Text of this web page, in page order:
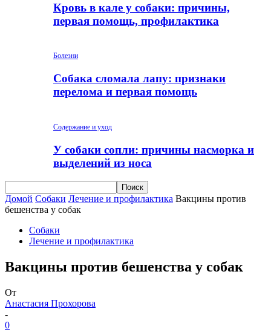
Кровь в кале у собаки: причины,
первая помощь, профилактика
Болезни
Собака сломала лапу: признаки
перелома и первая помощь
Содержание и уход
У собаки сопли: причины насморка и
выделений из носа
Домой Собаки Лечение и профилактика Вакцины против
бешенства у собак
Собаки
Лечение и профилактика
Вакцины против бешенства у собак
От
Анастасия Прохорова
-
0